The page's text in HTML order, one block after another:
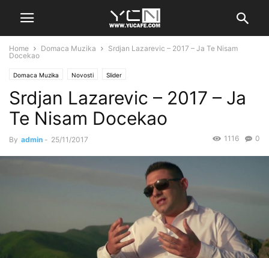
Home Domaca Muzika
Srdjan Lazarevic – 2017 – Ja Te Nisam
Docekao
Domaca Muzika Novosti Slider
Srdjan Lazarevic – 2017 – Ja
Te Nisam Docekao
By admin - 25/11/2017 0
1116